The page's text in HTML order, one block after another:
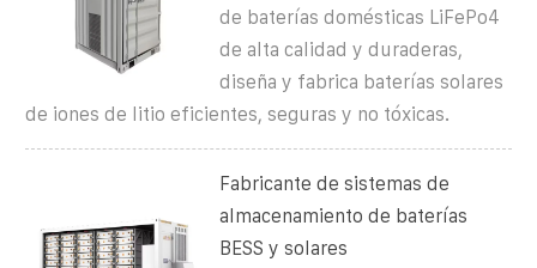
de baterías domésticas LiFePo4
de alta calidad y duraderas,
diseña y fabrica baterías solares
de iones de litio eficientes, seguras y no tóxicas.
Fabricante de sistemas de
almacenamiento de baterías
BESS y solares